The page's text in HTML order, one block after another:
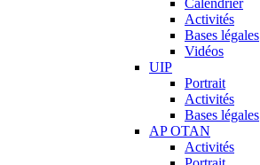
Calendrier
Activités
Bases légales
Vidéos
UIP
Portrait
Activités
Bases légales
AP OTAN
Activités